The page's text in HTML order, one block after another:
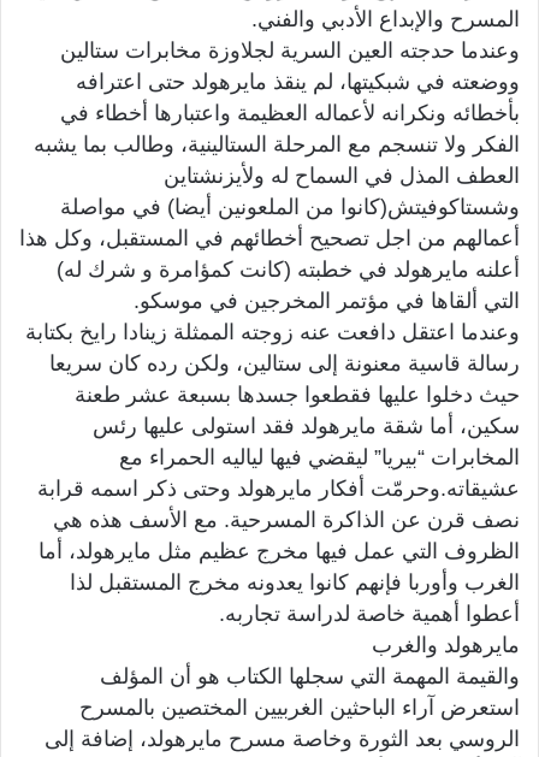
المسرح والإبداع الأدبي والفني.
وعندما حدجته العين السرية لجلاوزة مخابرات ستالين
ووضعته في شبكيتها، لم ينقذ مايرهولد حتى اعترافه
بأخطائه ونكرانه لأعماله العظيمة واعتبارها أخطاء في
الفكر ولا تنسجم مع المرحلة الستالينية، وطالب بما يشبه
العطف المذل في السماح له ولأيزنشتاين
وشستاكوفيتش(كانوا من الملعونين أيضا) في مواصلة
أعمالهم من اجل تصحيح أخطائهم في المستقبل، وكل هذا
أعلنه مايرهولد في خطبته (كانت كمؤامرة و شرك له)
التي ألقاها في مؤتمر المخرجين في موسكو.
وعندما اعتقل دافعت عنه زوجته الممثلة زينادا رايخ بكتابة
رسالة قاسية معنونة إلى ستالين، ولكن رده كان سريعا
حيث دخلوا عليها فقطعوا جسدها بسبعة عشر طعنة
سكين، أما شقة مايرهولد فقد استولى عليها رئس
المخابرات “بيريا” ليقضي فيها لياليه الحمراء مع
عشيقاته.وحرمّت أفكار مايرهولد وحتى ذكر اسمه قرابة
نصف قرن عن الذاكرة المسرحية. مع الأسف هذه هي
الظروف التي عمل فيها مخرج عظيم مثل مايرهولد، أما
الغرب وأوربا فإنهم كانوا يعدونه مخرج المستقبل لذا
أعطوا أهمية خاصة لدراسة تجاربه.
مايرهولد والغرب
والقيمة المهمة التي سجلها الكتاب هو أن المؤلف
استعرض آراء الباحثين الغربيين المختصين بالمسرح
الروسي بعد الثورة وخاصة مسرح مايرهولد، إضافة إلى